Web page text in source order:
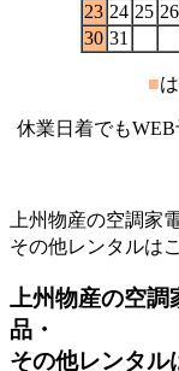
23 24 25 26
30 31
■
休業日着でも
上州物産の空調家
その他レンタルは
上州物産の空調
品・
その他レンタル